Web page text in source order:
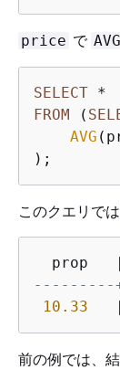
price で AVG
SELECT *
FROM (
AVG
);
このクエリで
---------
10.33
前の例では、